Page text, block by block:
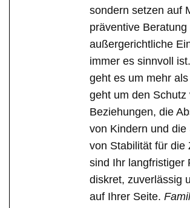
sondern setzen auf
präventive Beratung
außergerichtliche
immer es sinnvoll
geht es um mehr
geht um den Schutz
Beziehungen, die
von Kindern und die
von Stabilität für die
sind Ihr langfristiger
diskret, zuverlässig
auf Ihrer Seite.